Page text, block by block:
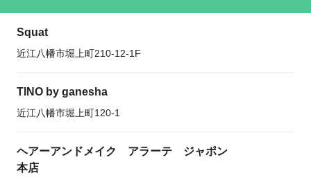
Squat
近江八幡市堀上町210-12-1F
TINO by ganesha
近江八幡市堀上町120-1
ヘアーアンドメイク アラーテ ジャポン
本店